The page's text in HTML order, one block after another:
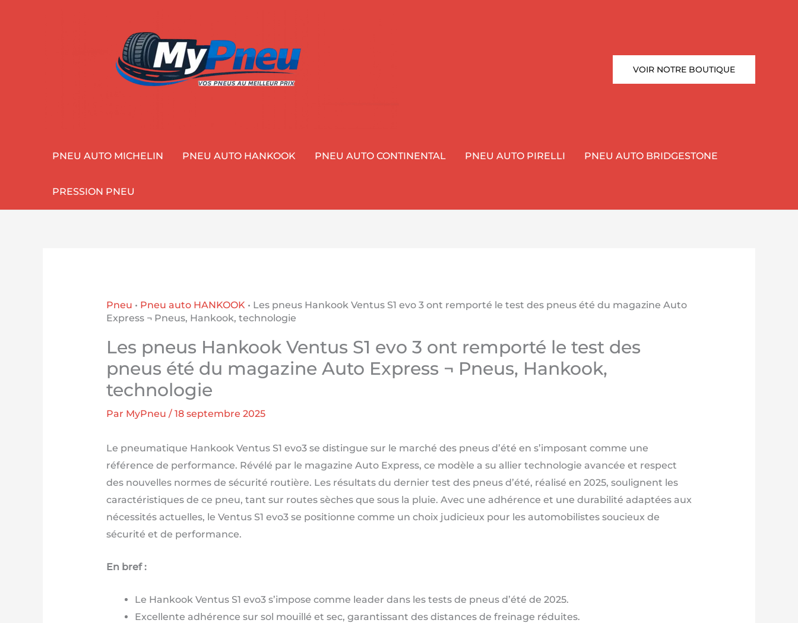
VOIR NOTRE BOUTIQUE
PNEU AUTO MICHELIN PNEU AUTO HANKOOK PNEU AUTO CONTINENTAL PNEU AUTO PIRELLI PNEU AUTO BRIDGESTONE
PRESSION PNEU
Pneu • Pneu auto HANKOOK• Les pneus Hankook Ventus S1 evo 3 ont remporté le test des pneus été du magazine Auto
Express ¬ Pneus, Hankook, technologie
Les pneus Hankook Ventus S1 evo 3 ont remporté le test des
pneus été du magazine Auto Express ¬ Pneus, Hankook,
technologie
Par MyPneu / 18 septembre 2025
Le pneumatique Hankook Ventus S1 evo3 se distingue sur le marché des pneus d’été en s’imposant comme une
référence de performance. Révélé par le magazine Auto Express, ce modèle a su allier technologie avancée et respect
des nouvelles normes de sécurité routière. Les résultats du dernier test des pneus d’été, réalisé en 2025, soulignent les
caractéristiques de ce pneu, tant sur routes sèches que sous la pluie. Avec une adhérence et une durabilité adaptées aux
nécessités actuelles, le Ventus S1 evo3 se positionne comme un choix judicieux pour les automobilistes soucieux de
sécurité et de performance.
En bref :
Le Hankook Ventus S1 evo3 s’impose comme leader dans les tests de pneus d’été de 2025.
Excellente adhérence sur sol mouillé et sec, garantissant des distances de freinage réduites.